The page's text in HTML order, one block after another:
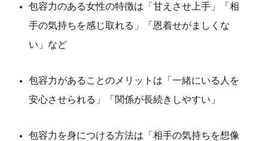
包容力のある女性の特徴は「甘えさせ上手」「相
手の気持ちを感じ取れる」「恩着せがましくな
い」など
包容力があることのメリットは「一緒にいる人を
安心させられる」「関係が長続きしやすい」
包容力を身につける方法は「相手の気持ちを想像